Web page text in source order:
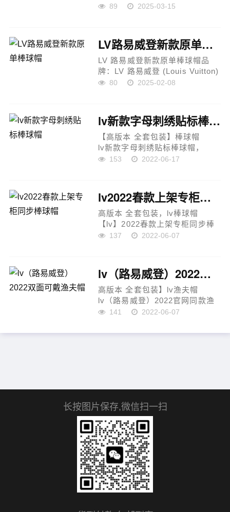
式：经典渔夫帽颜色：白色，彩
点：专柜1:1开模定制，细节精
致，品质出众彩...
89 2025-03-15
LV路易威登新款原单棒球帽
LV 路易威登新款原单棒球帽品
牌：LV 路易威登 (Louis Vuitton)
名称：新款原单棒球帽规格：基
牛仔布料精致完美做工配盒子...
80 2025-02-08
lv新款字母刺绣贴标棒球帽
【高版本 全套包装】棒球帽
lv新款字母刺绣贴标棒球帽，
纯棉的帆布面料，四季款，透气
153 2022-06-17
lv2022春款上架专柜同步棒球帽
高版本 全套包装，lv棒球帽
【lv】2022春款上架专柜同步棒
球帽，新款出货，大牌款超好搭
137 2022-06-07
lv（路易威登）2022双面可戴渔夫帽
高版本 全套包装】lv渔夫帽
lv（路易威登）2022官网同款渔
夫帽 ，最新款透气性超好，细节
文静，双面可戴
141 2022-06-07
长按图片保存,微信扫一扫